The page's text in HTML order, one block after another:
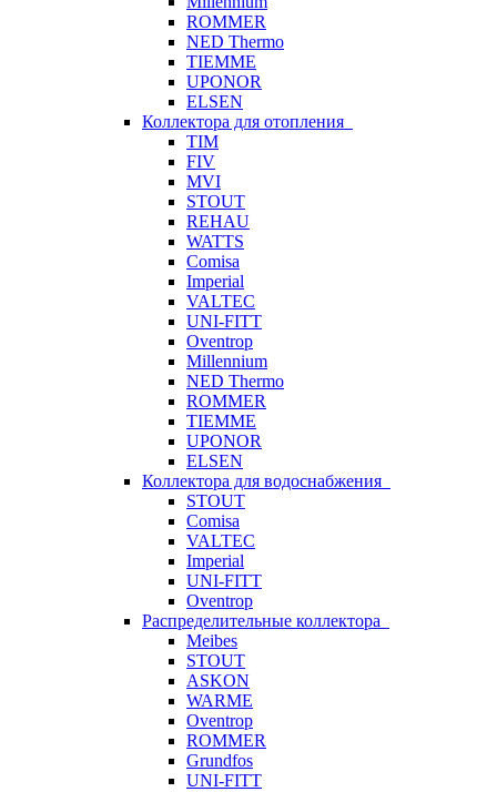
ROMMER
NED Thermo
TIEMME
UPONOR
ELSEN
Коллектора для отопления
TIM
FIV
MVI
STOUT
REHAU
WATTS
Comisa
Imperial
VALTEC
UNI-FITT
Oventrop
Millennium
NED Thermo
ROMMER
TIEMME
UPONOR
ELSEN
Коллектора для водоснабжения
STOUT
Comisa
VALTEC
Imperial
UNI-FITT
Oventrop
Распределительные коллектора
Meibes
STOUT
ASKON
WARME
Oventrop
ROMMER
Grundfos
UNI-FITT